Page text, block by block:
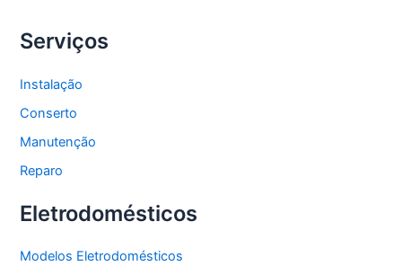
Serviços
Instalação
Conserto
Manutenção
Reparo
Eletrodomésticos
Modelos Eletrodomésticos